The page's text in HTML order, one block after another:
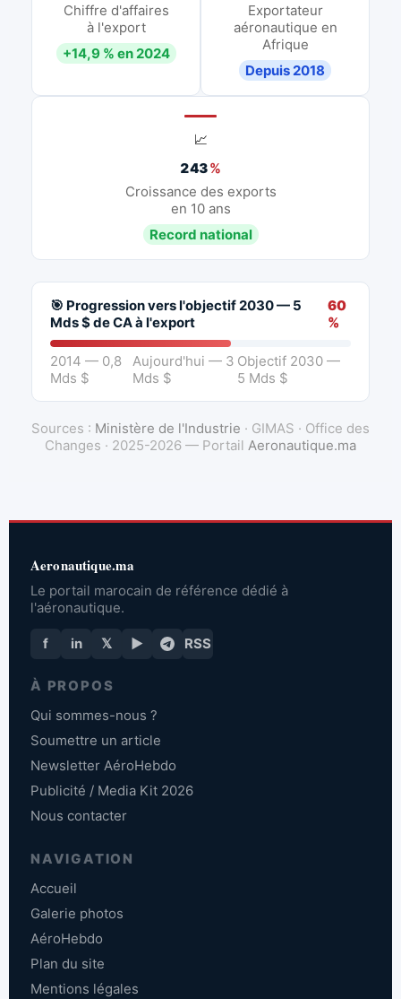
Chiffre d'affaires
à l'export
+14,9 % en 2024
Exportateur
aéronautique en
Afrique
Depuis 2018
📈
243%
Croissance des exports
en 10 ans
Record national
🎯 Progression vers l'objectif 2030 — 5
Mds $ de CA à l'export
60
%
2014 — 0,8
Mds $
Aujourd'hui — 3
Mds $
Objectif 2030 —
5 Mds $
Sources : Ministère de l'Industrie · GIMAS · Office des
Changes · 2025-2026 — Portail Aeronautique.ma
Aeronautique.ma
Le portail marocain de référence dédié à
l'aéronautique.
f in 𝕏 ▶ RSS
À PROPOS
Qui sommes-nous ?
Soumettre un article
Newsletter AéroHebdo
Publicité / Media Kit 2026
Nous contacter
NAVIGATION
Accueil
Galerie photos
AéroHebdo
Plan du site
Mentions légales